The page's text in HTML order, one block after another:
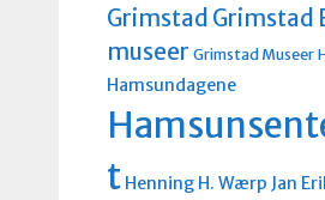
Grimstad Grimstad
museer Grimstad Museer
Hamsundagene
t Henning H. Wærp Jan